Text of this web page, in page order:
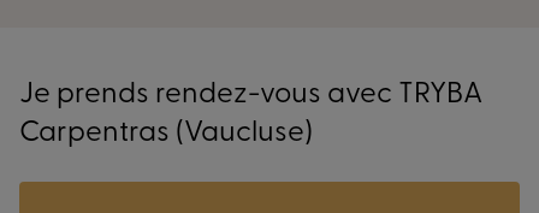
Je prends rendez-vous avec TRYBA
Carpentras (Vaucluse)